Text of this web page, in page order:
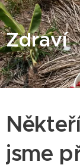
Zdraví
jsme